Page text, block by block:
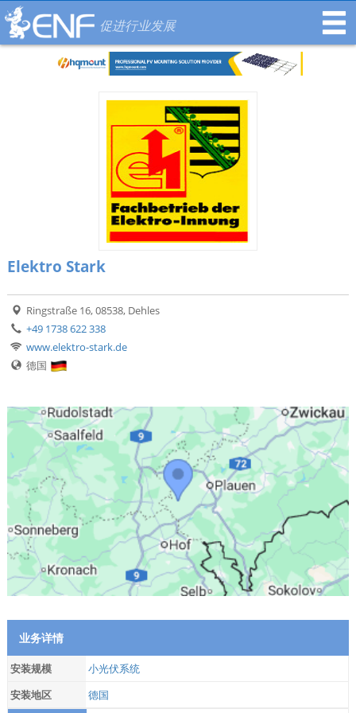
促进行业发展
Elektro Stark
Ringstraße 16, 08538, Dehles
+49 1738 622 338
www.elektro-stark.de
德国
业务详情
安装规模
小光伏系统
安装地区
德国